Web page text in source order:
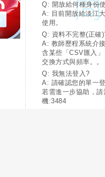
Q: 開放給何種身份
A: 目前開放給淡江
使用。
Q: 資料不完整(正確
A: 教師歷程系統介
含某些「CSV匯入
交換方式與頻率。。
Q: 我無法登入?
A: 請確認您的單一
若需進一步協助，
機:3484